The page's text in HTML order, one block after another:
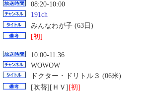
08:20-10:00
191ch
みんなわが子 (63日)
[初]
10:00-11:36
WOWOW
ドクター・ドリトル３ (06米)
[吹替][ＨＶ][初]